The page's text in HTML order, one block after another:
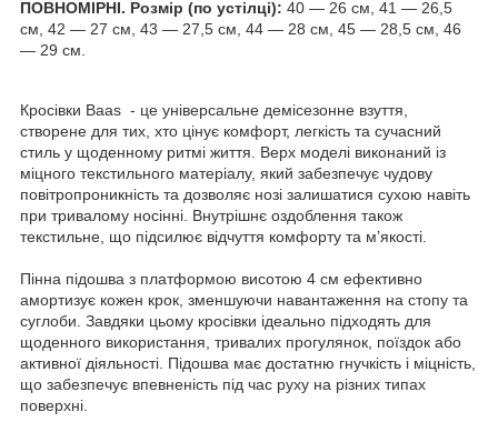
ПОВНОМІРНІ. Розмір (по устілці): 40 — 26 см, 41 — 26,5
см, 42 — 27 см, 43 — 27,5 см, 44 — 28 см, 45 — 28,5 см, 46
— 29 см.
Кросівки Baas - це універсальне демісезонне взуття,
створене для тих, хто цінує комфорт, легкість та сучасний
стиль у щоденному ритмі життя. Верх моделі виконаний із
міцного текстильного матеріалу, який забезпечує чудову
повітропроникність та дозволяє нозі залишатися сухою навіть
при тривалому носінні. Внутрішнє оздоблення також
текстильне, що підсилює відчуття комфорту та м’якості.
Пінна підошва з платформою висотою 4 см ефективно
амортизує кожен крок, зменшуючи навантаження на стопу та
суглоби. Завдяки цьому кросівки ідеально підходять для
щоденного використання, тривалих прогулянок, поїздок або
активної діяльності. Підошва має достатню гнучкість і міцність,
що забезпечує впевненість під час руху на різних типах
поверхні.